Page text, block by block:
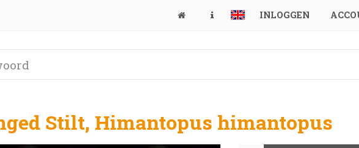
INLOGGEN
Stilt, Himantopus himantopus